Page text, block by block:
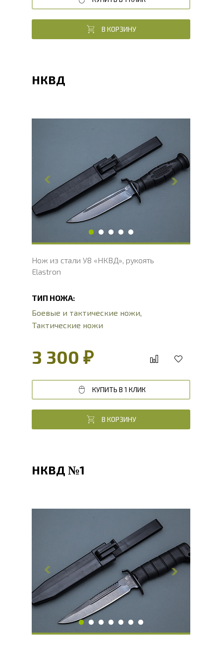
В КОРЗИНУ
НКВД
135
Ширина клинка, мм
23
Толщина обуха, мм
2
Ширина рукояти, мм
31
Длина рукояти, мм
Толщина рукояти, мм
Твердость клинка, HRC
Нож из стали У8 «НКВД», рукоять
Elastron
ТИП НОЖА:
Боевые и тактические ножи,
Тактические ножи
3 300 ₽
КУПИТЬ В 1 КЛИК
В КОРЗИНУ
НКВД №1
Длина клинка, мм
150
Ширина клинка, мм
25
Толщина обуха, мм
2
Ширина рукояти, мм
31
Длина рукояти, мм
Толщина рукояти, мм
Твердость клинка, HRC